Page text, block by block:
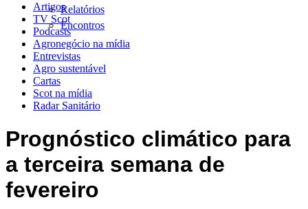
Relatórios
Encontros
Artigos
TV Scot
Podcasts
Agronegócio na mídia
Entrevistas
Agro sustentável
Cartas
Scot na mídia
Radar Sanitário
Prognóstico climático para
a terceira semana de
fevereiro